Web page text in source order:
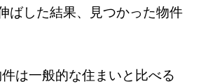
ばした結果、見つかった物件
は一般的な住まいと比べる